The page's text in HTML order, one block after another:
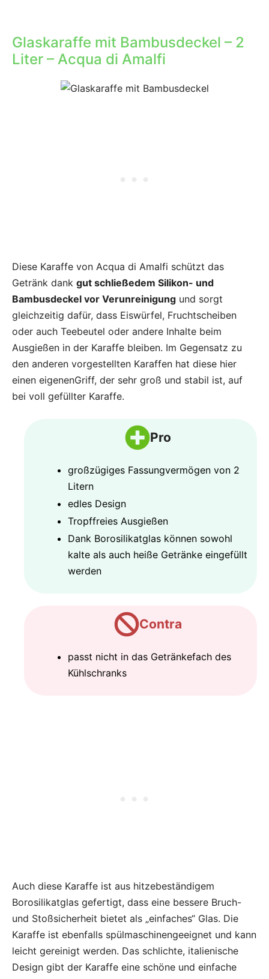
Glaskaraffe mit Bambusdeckel – 2
Liter – Acqua di Amalfi
Diese Karaffe von Acqua di Amalfi schützt das
Getränk dank gut schließedem Silikon- und
Bambusdeckel vor Verunreinigung und sorgt
gleichzeitig dafür, dass Eiswürfel, Fruchtscheiben
oder auch Teebeutel oder andere Inhalte beim
Ausgießen in der Karaffe bleiben. Im Gegensatz zu
den anderen vorgestellten Karaffen hat diese hier
einen eigenenGriff, der sehr groß und stabil ist, auf
bei voll gefüllter Karaffe.
Pro
großzügiges Fassungvermögen von 2
Litern
edles Design
Tropffreies Ausgießen
Dank Borosilikatglas können sowohl
kalte als auch heiße Getränke eingefüllt
werden
Contra
passt nicht in das Getränkefach des
Kühlschranks
Auch diese Karaffe ist aus hitzebeständigem
Borosilikatglas gefertigt, dass eine bessere Bruch-
und Stoßsicherheit bietet als „einfaches“ Glas. Die
Karaffe ist ebenfalls spülmaschinengeeignet und kann
leicht gereinigt werden. Das schlichte, italienische
Design gibt der Karaffe eine schöne und einfache